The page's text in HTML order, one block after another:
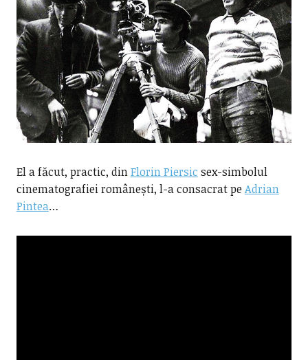
El a făcut, practic, dinFlorin Piersic sex-simbolul
cinematografiei românești, l-a consacrat peAdrian
Pintea…